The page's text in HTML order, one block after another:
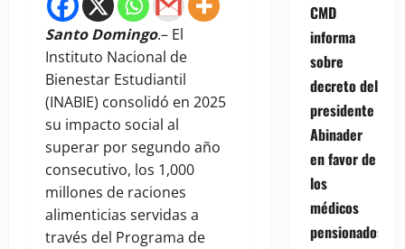
Santo Domingo.– El
Instituto Nacional de
Bienestar Estudiantil
(INABIE) consolidó en 2025
su impacto social al
superar por segundo año
consecutivo, los 1,000
millones de raciones
alimenticias servidas a
través del Programa de
CMD
informa
sobre
decreto del
presidente
Abinader
en favor de
los
médicos
pensionados